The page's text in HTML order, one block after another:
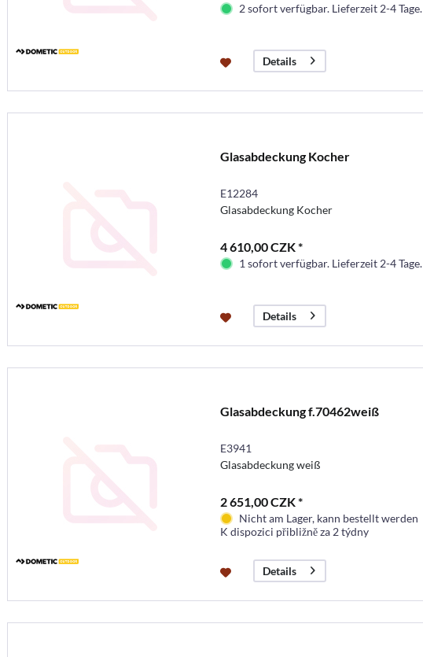
2 sofort verfügbar. Lieferzeit 2-4 Tage.
Details
Glasabdeckung Kocher
E12284
Glasabdeckung Kocher
4 610,00 CZK *
1 sofort verfügbar. Lieferzeit 2-4 Tage.
Details
Glasabdeckung f.70462weiß
E3941
Glasabdeckung weiß
2 651,00 CZK *
Nicht am Lager, kann bestellt werden
K dispozici přibližně za 2 týdny
Details